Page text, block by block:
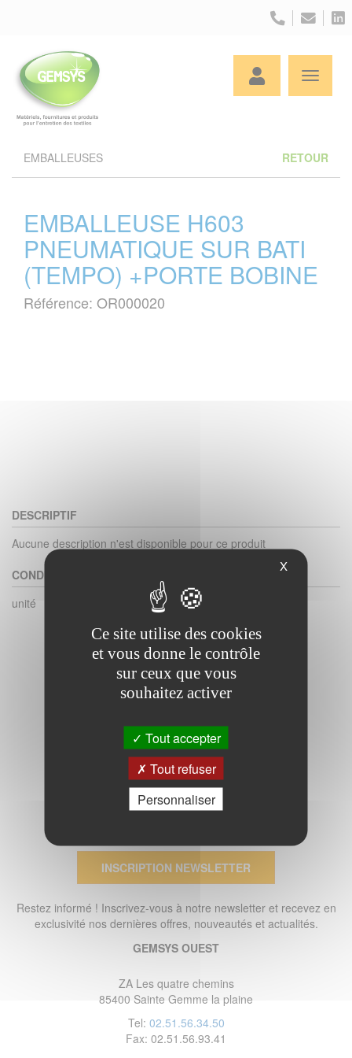
EMBALLEUSES RETOUR
EMBALLEUSE H603
PNEUMATIQUE SUR BATI
(TEMPO) +PORTE BOBINE
Référence: OR000020
DESCRIPTIF
Aucune description n'est disponible pour ce produit
CONDITIONNEMENT
unité
INSCRIPTION NEWSLETTER
Restez informé ! Inscrivez-vous à notre newsletter et recevez en
exclusivité nos dernières offres, nouveautés et actualités.
GEMSYS OUEST
ZA Les quatre chemins
85400 Sainte Gemme la plaine
Tel: 02.51.56.34.50
Fax: 02.51.56.93.41
X
Ce site utilise des cookies
et vous donne le contrôle
sur ceux que vous
souhaitez activer
Tout accepter
Tout refuser
Personnaliser